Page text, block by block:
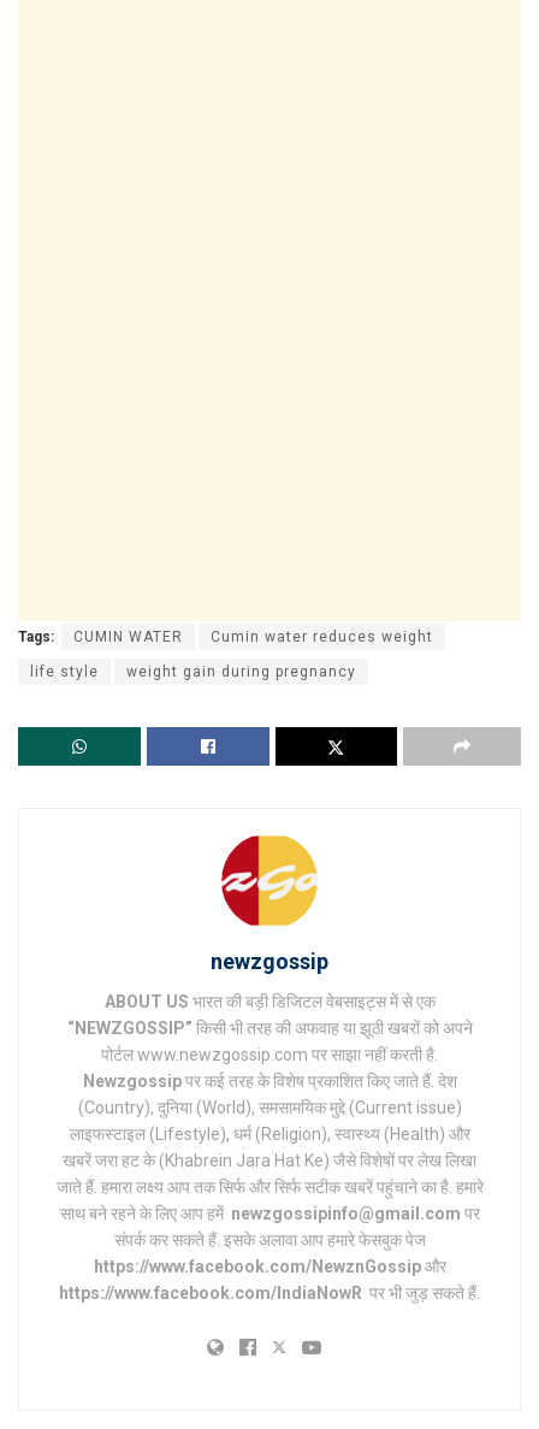
Tags: CUMIN WATER Cumin water reduces weight
life style weight gain during pregnancy
newzgossip
ABOUT US भारत की बड़ी डिजिटल वेबसाइट्स में से एक
“NEWZGOSSIP” किसी भी तरह की अफवाह या झूठी खबरों को अपने
पोर्टल www.newzgossip.com पर साझा नहीं करती है.
Newzgossipपर कई तरह के विशेष प्रकाशित किए जाते हैं. देश
(Country), दुनिया (World), समसामयिक मुद्दे (Current issue)
लाइफस्टाइल (Lifestyle), धर्म (Religion), स्वास्थ्य (Health) और
खबरें जरा हट के (Khabrein Jara Hat Ke) जैसे विशेषों पर लेख लिखा
जाते हैं. हमारा लक्ष्य आप तक सिर्फ और सिर्फ सटीक खबरें पहुंचाने का है. हमारे
साथ बने रहने के लिए आप हमें newzgossipinfo@gmail.com पर
संपर्क कर सकते हैं. इसके अलावा आप हमारे फेसबुक पेज
https://www.facebook.com/NewznGossipऔर
https://www.facebook.com/IndiaNowR पर भी जुड़ सकते हैं.